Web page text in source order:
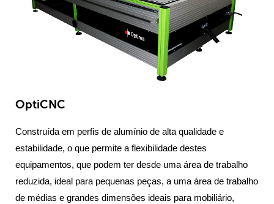
OptiCNC
Construída em perfis de alumínio de alta qualidade e
estabilidade, o que permite a flexibilidade destes
equipamentos, que podem ter desde uma área de trabalho
reduzida, ideal para pequenas peças, a uma área de trabalho
de médias e grandes dimensões ideais para mobiliário,